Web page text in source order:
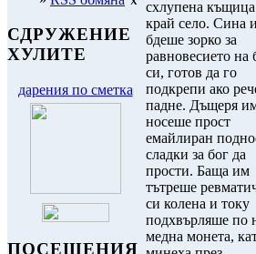
СДРУЖЕНИЕ
ХУЛИТЕ
дарения по сметка
ПОСЕЩЕНИЯ
схлупена
край село. Сина
бдеше зорко за
равновесието на
си, готов да го
подкрепи ако
падне. Дъщеря
носеше прост
емайлиран
сладки за бог да
прости. Баща им
тътреше
си колена и току
подхвърляше по
медна монета,